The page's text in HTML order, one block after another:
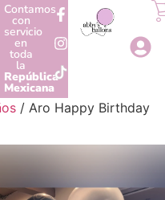
Contamos
con
servicio
en
toda
la
República
Mexicana
/ Aro Happy Birthday